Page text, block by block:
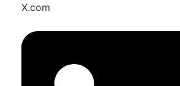
X.com